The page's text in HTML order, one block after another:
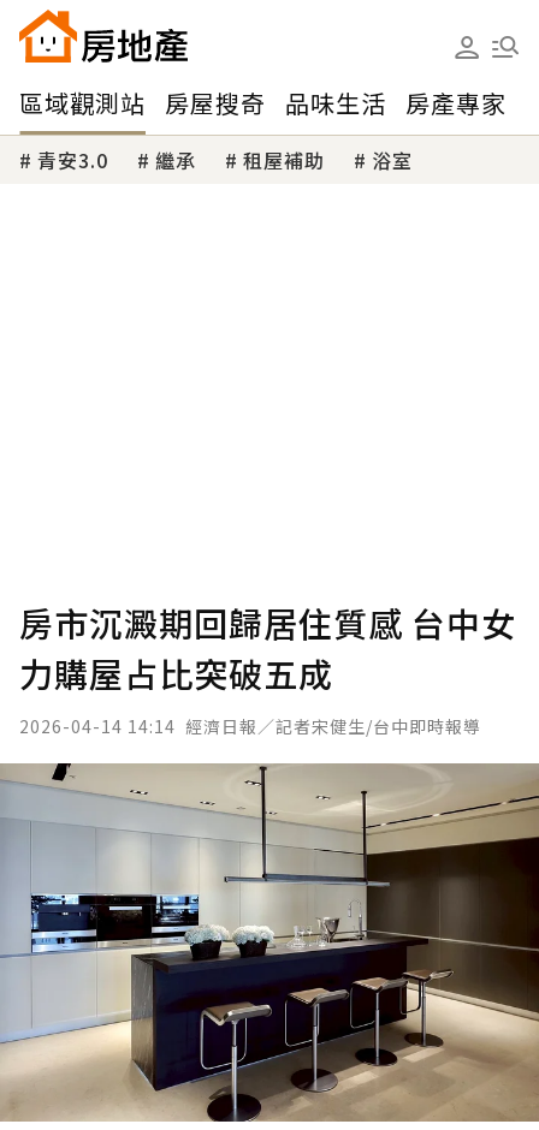
區域觀測站 房屋搜奇 品味生活 房產專家
青安3.0 繼承 租屋補助 浴室
房市沉澱期回歸居住質感 台中女
力購屋占比突破五成
2026-04-14 14:14 經濟日報／記者宋健生/台中即時報導